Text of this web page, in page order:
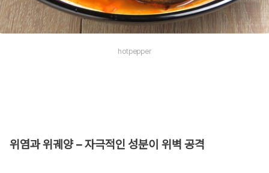
hotpepper
위염과 위궤양 – 자극적인 성분이 위벽 공격